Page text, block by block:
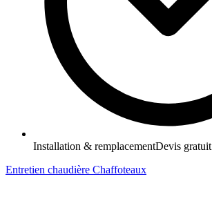
Installation & remplacementDevis gratuit
Entretien chaudière Chaffoteaux